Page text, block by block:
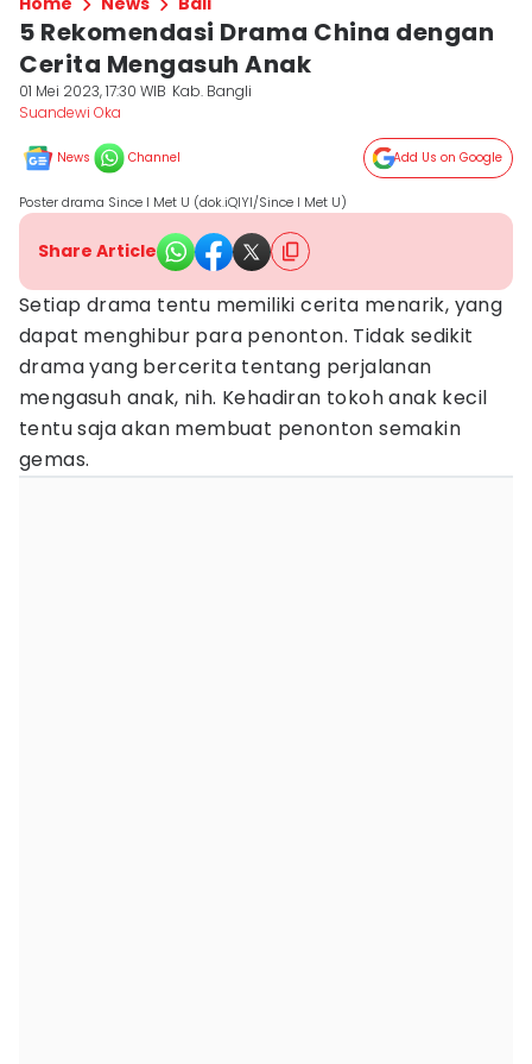
5 Rekomendasi Drama China dengan
Cerita Mengasuh Anak
01 Mei 2023, 17:30 WIB Kab. Bangli
Suandewi Oka
News Channel Add Us on Google
Poster drama Since I Met U (dok.iQIYI/Since I Met U)
Share Article
Setiap drama tentu memiliki cerita menarik, yang
dapat menghibur para penonton. Tidak sedikit
drama yang bercerita tentang perjalanan
mengasuh anak, nih. Kehadiran tokoh anak kecil
tentu saja akan membuat penonton semakin
gemas.